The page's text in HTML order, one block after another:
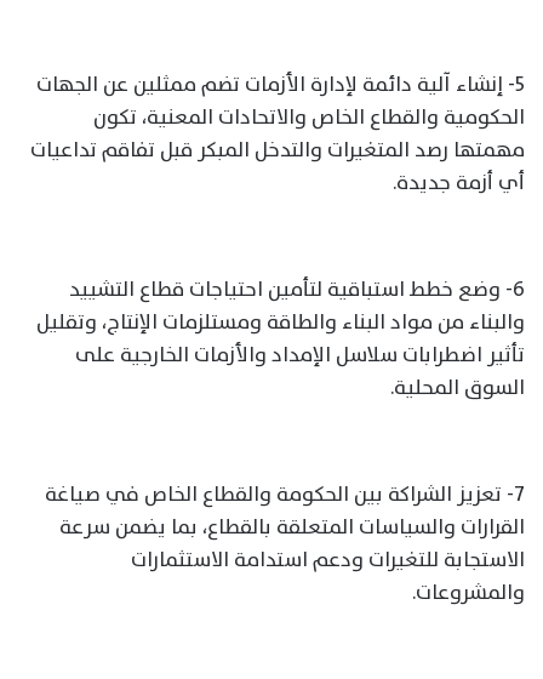
5- إنشاء آلية دائمة لإدارة الأزمات تضم ممثلين عن الجهات
الحكومية والقطاع الخاص والاتحادات المعنية، تكون
مهمتها رصد المتغيرات والتدخل المبكر قبل تفاقم تداعيات
أي أزمة جديدة.
6- وضع خطط استباقية لتأمين احتياجات قطاع التشييد
والبناء من مواد البناء والطاقة ومستلزمات الإنتاج، وتقليل
تأثير اضطرابات سلاسل الإمداد والأزمات الخارجية على
السوق المحلية.
7- تعزيز الشراكة بين الحكومة والقطاع الخاص في صياغة
القرارات والسياسات المتعلقة بالقطاع، بما يضمن سرعة
الاستجابة للتغيرات ودعم استدامة الاستثمارات
والمشروعات.